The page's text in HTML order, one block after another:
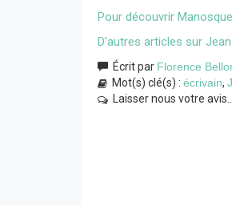
Pour découvrir
D'autres articles sur
Écrit par Florence
Mot(s) clé(s) : écrivain,
Laisser nous votre avis...